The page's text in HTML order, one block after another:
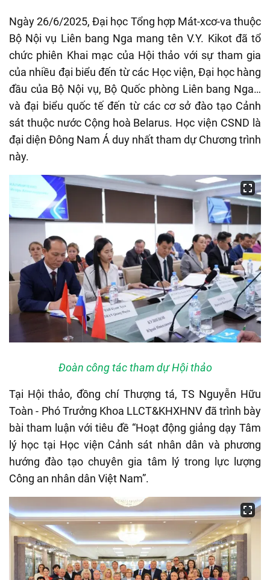
Ngày 26/6/2025, Đại học Tổng hợp Mát-xcơ-va thuộc
Bộ Nội vụ Liên bang Nga mang tên V.Y. Kikot đã tổ
chức phiên Khai mạc của Hội thảo với sự tham gia
của nhiều đại biểu đến từ các Học viện, Đại học hàng
đầu của Bộ Nội vụ, Bộ Quốc phòng Liên bang Nga…
và đại biểu quốc tế đến từ các cơ sở đào tạo Cảnh
sát thuộc nước Cộng hoà Belarus. Học viện CSND là
đại diện Đông Nam Á duy nhất tham dự Chương trình
này.
Đoàn công tác tham dự Hội thảo
Tại Hội thảo, đồng chí Thượng tá, TS Nguyễn Hữu
Toàn - Phó Trưởng Khoa LLCT&KHXHNV đã trình bày
bài tham luận với tiêu đề “Hoạt động giảng dạy Tâm
lý học tại Học viện Cảnh sát nhân dân và phương
hướng đào tạo chuyên gia tâm lý trong lực lượng
Công an nhân dân Việt Nam”.